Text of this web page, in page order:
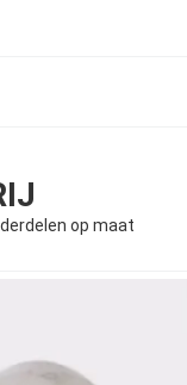
op maat